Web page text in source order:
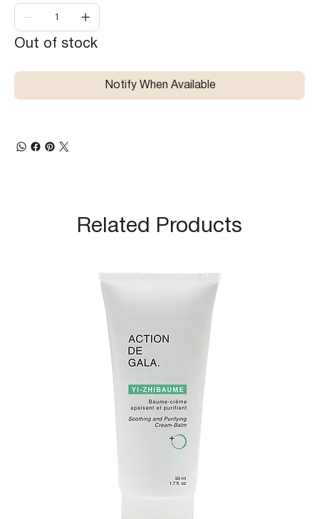
Out of stock
Notify When Available
Related Products